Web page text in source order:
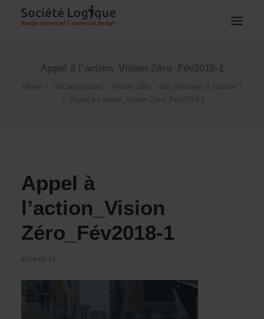
Appel à l’action_Vision Zéro_Fév2018-1
Home Uncategorized
Vision Zéro : des principes à l’action !
Appel à l’action_Vision Zéro_Fév2018-1
Appel à
l’action_Vision
Zéro_Fév2018-1
2018-02-15